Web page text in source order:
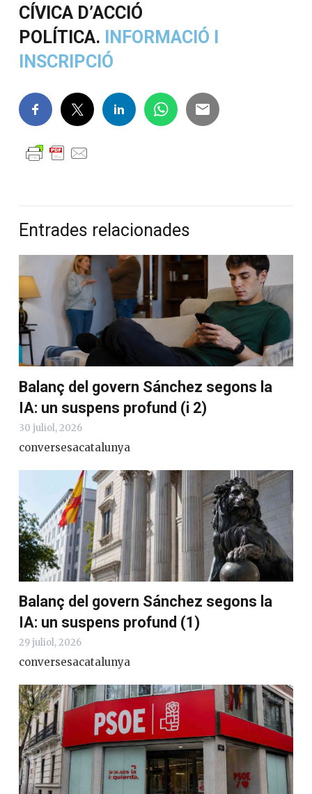
CÍVICA D’ACCIÓ
POLÍTICA.
INFORMACIÓ I
INSCRIPCIÓ
Entrades relacionades
Balanç del govern Sánchez segons la
IA: un suspens profund (i 2)
30 juliol, 2026
conversesacatalunya
Balanç del govern Sánchez segons la
IA: un suspens profund (1)
29 juliol, 2026
conversesacatalunya